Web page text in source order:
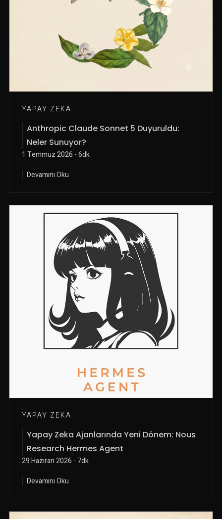
YAPAY ZEKA
Anthropic Claude Sonnet 5 Duyuruldu:
Neler Sunuyor?
1 Temmuz 2026 - 6dk
Devamını Oku
YAPAY ZEKA
Yapay Zeka Ajanlarında Yeni Dönem: Nous
Research Hermes Agent
29 Haziran 2026 - 7dk
Devamını Oku